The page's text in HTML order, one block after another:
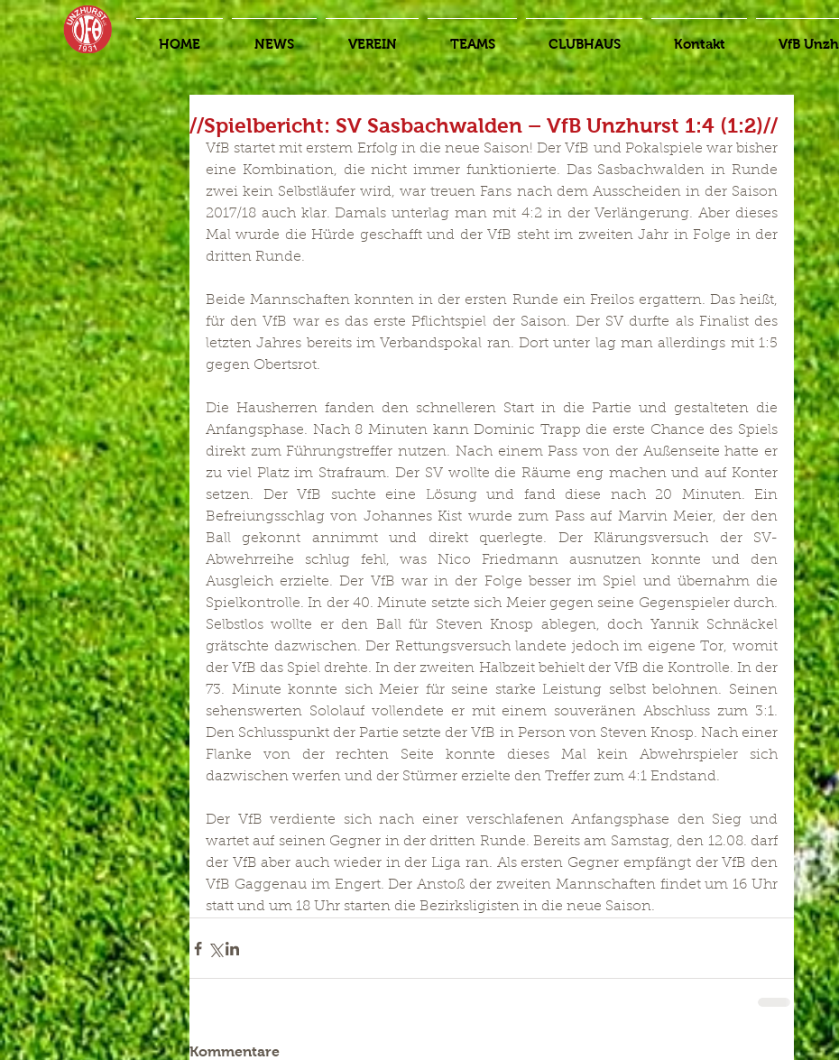
HOME NEWS VEREIN TEAMS CLUBHAUS Kontakt VfB
//Spielbericht: SV Sasbachwalden – VfB Unzhurst 1:4 (1:2)//
VfB startet mit erstem Erfolg in die neue Saison! Der VfB und Pokalspiele war bisher
eine Kombination, die nicht immer funktionierte. Das Sasbachwalden in Runde
zwei kein Selbstläufer wird, war treuen Fans nach dem Ausscheiden in der Saison
2017/18 auch klar. Damals unterlag man mit 4:2 in der Verlängerung. Aber dieses
Mal wurde die Hürde geschafft und der VfB steht im zweiten Jahr in Folge in der
dritten Runde.
Beide Mannschaften konnten in der ersten Runde ein Freilos ergattern. Das heißt,
für den VfB war es das erste Pflichtspiel der Saison. Der SV durfte als Finalist des
letzten Jahres bereits im Verbandspokal ran. Dort unter lag man allerdings mit 1:5
gegen Obertsrot.
Die Hausherren fanden den schnelleren Start in die Partie und gestalteten die
Anfangsphase. Nach 8 Minuten kann Dominic Trapp die erste Chance des Spiels
direkt zum Führungstreffer nutzen. Nach einem Pass von der Außenseite hatte er
zu viel Platz im Strafraum. Der SV wollte die Räume eng machen und auf Konter
setzen. Der VfB suchte eine Lösung und fand diese nach 20 Minuten. Ein
Befreiungsschlag von Johannes Kist wurde zum Pass auf Marvin Meier, der den
Ball gekonnt annimmt und direkt querlegte. Der Klärungsversuch der SV-
Abwehrreihe schlug fehl, was Nico Friedmann ausnutzen konnte und den
Ausgleich erzielte. Der VfB war in der Folge besser im Spiel und übernahm die
Spielkontrolle. In der 40. Minute setzte sich Meier gegen seine Gegenspieler durch.
Selbstlos wollte er den Ball für Steven Knosp ablegen, doch Yannik Schnäckel
grätschte dazwischen. Der Rettungsversuch landete jedoch im eigene Tor, womit
der VfB das Spiel drehte. In der zweiten Halbzeit behielt der VfB die Kontrolle. In der
73. Minute konnte sich Meier für seine starke Leistung selbst belohnen. Seinen
sehenswerten Sololauf vollendete er mit einem souveränen Abschluss zum 3:1.
Den Schlusspunkt der Partie setzte der VfB in Person von Steven Knosp. Nach einer
Flanke von der rechten Seite konnte dieses Mal kein Abwehrspieler sich
dazwischen werfen und der Stürmer erzielte den Treffer zum 4:1 Endstand.
Der VfB verdiente sich nach einer verschlafenen Anfangsphase den Sieg und
wartet auf seinen Gegner in der dritten Runde. Bereits am Samstag, den 12.08. darf
der VfB aber auch wieder in der Liga ran. Als ersten Gegner empfängt der VfB den
VfB Gaggenau im Engert. Der Anstoß der zweiten Mannschaften findet um 16 Uhr
statt und um 18 Uhr starten die Bezirksligisten in die neue Saison.
Kommentare